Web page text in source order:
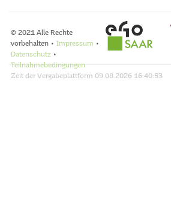
© 2021 Alle Rechte
vorbehalten • Impressum •
Datenschutz •
Teilnahmebedingungen
Zeit der Vergabeplattform 09.08.2026 16:40:53